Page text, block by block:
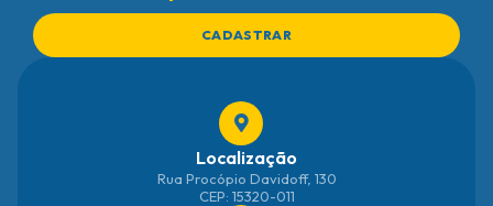
CADASTRAR
Localização
Rua Procópio Davidoff, 130
CEP: 15320-011